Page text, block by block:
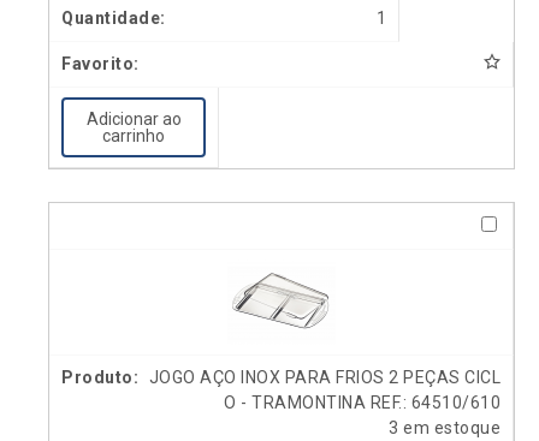
1
Adicionar ao
carrinho
JOGO AÇO INOX PARA FRIOS 2 PEÇAS CICL
O - TRAMONTINA REF.: 64510/610
3 em estoque